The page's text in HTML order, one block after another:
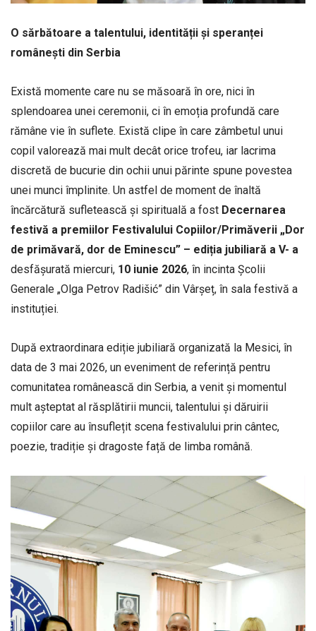
O sărbătoare a talentului, identității și speranței
românești din Serbia
Există momente care nu se măsoară în ore, nici în
splendoarea unei ceremonii, ci în emoția profundă care
rămâne vie în suflete. Există clipe în care zâmbetul unui
copil valorează mai mult decât orice trofeu, iar lacrima
discretă de bucurie din ochii unui părinte spune povestea
unei munci împlinite. Un astfel de moment de înaltă
încărcătură sufletească și spirituală a fost Decernarea
festivă a premiilor Festivalului Copiilor/Primăverii „Dor
de primăvară, dor de Eminescu” – ediția jubiliară a V- a
desfășurată miercuri, 10 iunie 2026, în incinta Școlii
Generale „Olga Petrov Radišić” din Vârșeț, în sala festivă a
instituției.
După extraordinara ediție jubiliară organizată la Mesici, în
data de 3 mai 2026, un eveniment de referință pentru
comunitatea românească din Serbia, a venit și momentul
mult așteptat al răsplătirii muncii, talentului și dăruirii
copiilor care au însuflețit scena festivalului prin cântec,
poezie, tradiție și dragoste față de limba română.